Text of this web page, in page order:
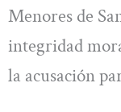
Menores de
integridad
la acusación